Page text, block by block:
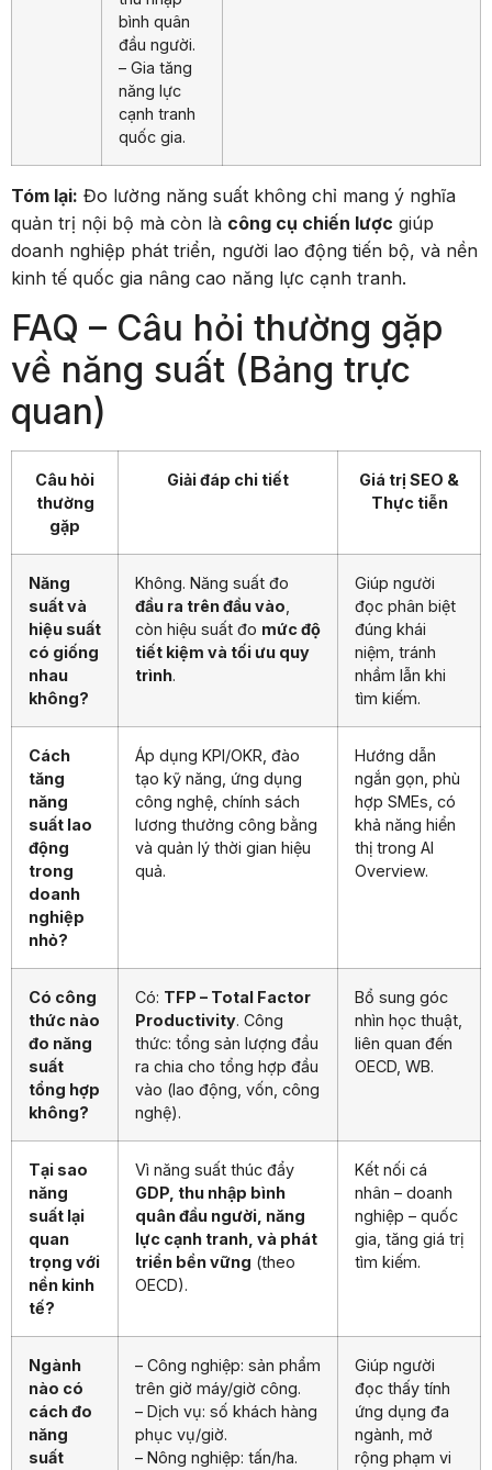
bình quân
đầu người.
– Gia tăng
năng lực
cạnh tranh
quốc gia.
Tóm lại: Đo lường năng suất không chỉ mang ý nghĩa
quản trị nội bộ mà còn là công cụ chiến lược giúp
doanh nghiệp phát triển, người lao động tiến bộ, và nền
kinh tế quốc gia nâng cao năng lực cạnh tranh.
FAQ – Câu hỏi thường gặp
về năng suất (Bảng trực
quan)
Câu hỏi
thường
gặp
Giải đáp chi tiết
Giá trị SEO &
Thực tiễn
Năng
suất và
hiệu suất
có giống
nhau
không?
Không. Năng suất đo
đầu ra trên đầu vào
còn hiệu suất đo mức độ
tiết kiệm và tối ưu quy
trình.
Giúp người
đọc phân biệt
đúng khái
niệm, tránh
nhầm lẫn khi
tìm kiếm.
Cách
tăng
năng
suất lao
động
trong
doanh
nghiệp
nhỏ?
Áp dụng KPI/OKR, đào
tạo kỹ năng, ứng dụng
công nghệ, chính sách
lương thưởng công bằng
và quản lý thời gian hiệu
quả.
Hướng dẫn
ngắn gọn, phù
hợp SMEs, có
khả năng hiển
thị trong AI
Overview.
Có công
thức nào
đo năng
suất
tổng hợp
không?
Có: TFP – Total Factor
Productivity. Công
thức: tổng sản lượng đầu
ra chia cho tổng hợp đầu
vào (lao động, vốn, công
nghệ).
Bổ sung góc
nhìn học thuật,
liên quan đến
OECD, WB.
Tại sao
năng
suất lại
quan
trọng với
nền kinh
tế?
Vì năng suất thúc đẩy
GDP, thu nhập bình
quân đầu người, năng
lực cạnh tranh, và phát
triển bền vững (theo
OECD).
Kết nối cá
nhân – doanh
nghiệp – quốc
gia, tăng giá trị
tìm kiếm.
Ngành
nào có
cách đo
năng
suất
– Công nghiệp: sản phẩm
trên giờ máy/giờ công.
– Dịch vụ: số khách hàng
phục vụ/giờ.
– Nông nghiệp: tấn/ha.
Giúp người
đọc thấy tính
ứng dụng đa
ngành, mở
rộng phạm vi